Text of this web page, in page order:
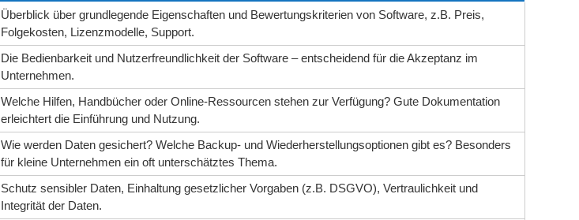
Überblick über grundlegende Eigenschaften und Bewertungskriterien von Software, z.B. Preis,
Folgekosten, Lizenzmodelle, Support.
Die Bedienbarkeit und Nutzerfreundlichkeit der Software – entscheidend für die Akzeptanz im
Unternehmen.
Welche Hilfen, Handbücher oder Online-Ressourcen stehen zur Verfügung? Gute Dokumentation
erleichtert die Einführung und Nutzung.
Wie werden Daten gesichert? Welche Backup- und Wiederherstellungsoptionen gibt es? Besonders
für kleine Unternehmen ein oft unterschätztes Thema.
Schutz sensibler Daten, Einhaltung gesetzlicher Vorgaben (z.B. DSGVO), Vertraulichkeit und
Integrität der Daten.